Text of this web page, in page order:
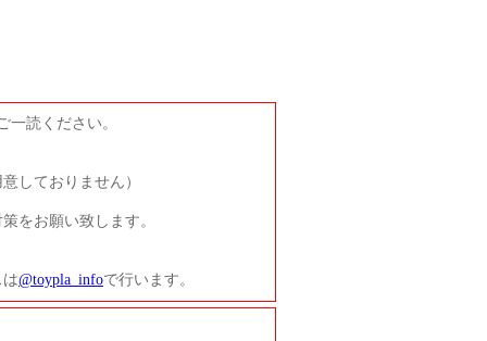
一読ください。
しておりません）
をお願い致します。
@toypla_infoで行います。